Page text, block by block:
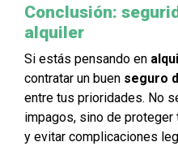
Conclusión:
alquiler
Si estás pensando en
contratar un buen seguro
entre tus prioridades. No
impagos, sino de proteger
y evitar complicaciones